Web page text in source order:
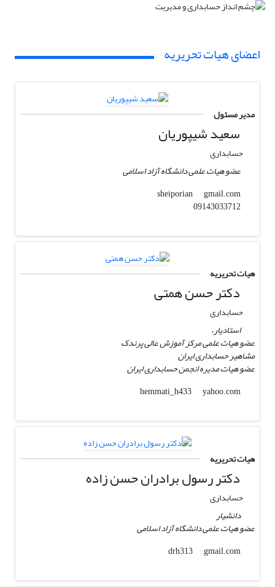
اعضای هیات تحریریه
مدیر مسئول
سعید شیپوریان
حسابداری
عضو هیات علمی دانشگاه آزاد اسلامی
sheiporian
gmail.com
09143033712
هیات تحریریه
دکتر حسن همتی
حسابداری
استادیار،
عضو هیات علمی مرکز آموزش عالی پرندک
مشاهیر حسابداری ایران
عضو هیات مدیره انجمن حسابداری ایران
hemmati_h433
yahoo.com
هیات تحریریه
دکتر رسول برادران حسن زاده
حسابداری
دانشیار
عضو هیات علمی دانشگاه آزاد اسلامی
drh313
gmail.com